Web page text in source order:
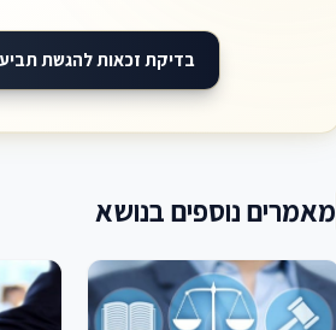
בדיקת זכאות להגשת
מאמרים נוספים בנושא